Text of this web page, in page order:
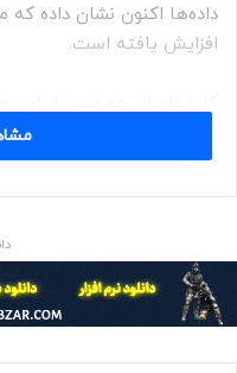
داده‌ها اکنون نشان داده
افزایش یافته است.
می‌گویند، چنین آمارهایی
است و از تسریع روند